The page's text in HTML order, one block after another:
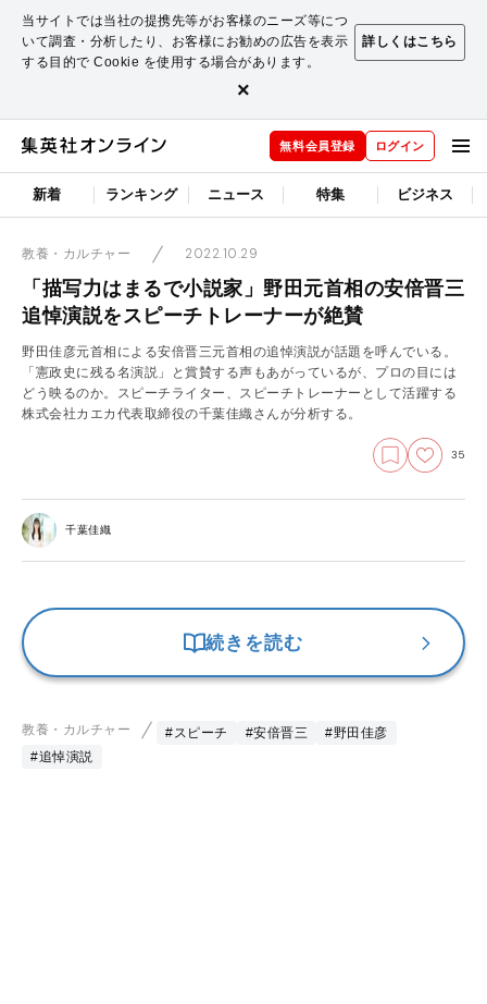
当サイトでは当社の提携先等がお客様のニーズ等につ
いて調査・分析したり、お客様にお勧めの広告を表示
する目的で Cookie を使用する場合があります。
詳しくはこちら
×
無料会員登録 ログイン
新着 ランキング ニュース 特集 ビジネス
教養・カルチャー 2022.10.29
「描写力はまるで小説家」野田元首相の安倍晋三
追悼演説をスピーチトレーナーが絶賛
野田佳彦元首相による安倍晋三元首相の追悼演説が話題を呼んでいる。
「憲政史に残る名演説」と賞賛する声もあがっているが、プロの目には
どう映るのか。スピーチライター、スピーチトレーナーとして活躍する
株式会社カエカ代表取締役の千葉佳織さんが分析する。
35
千葉佳織
続きを読む
教養・カルチャー #スピーチ #安倍晋三
#野田佳彦
#追悼演説